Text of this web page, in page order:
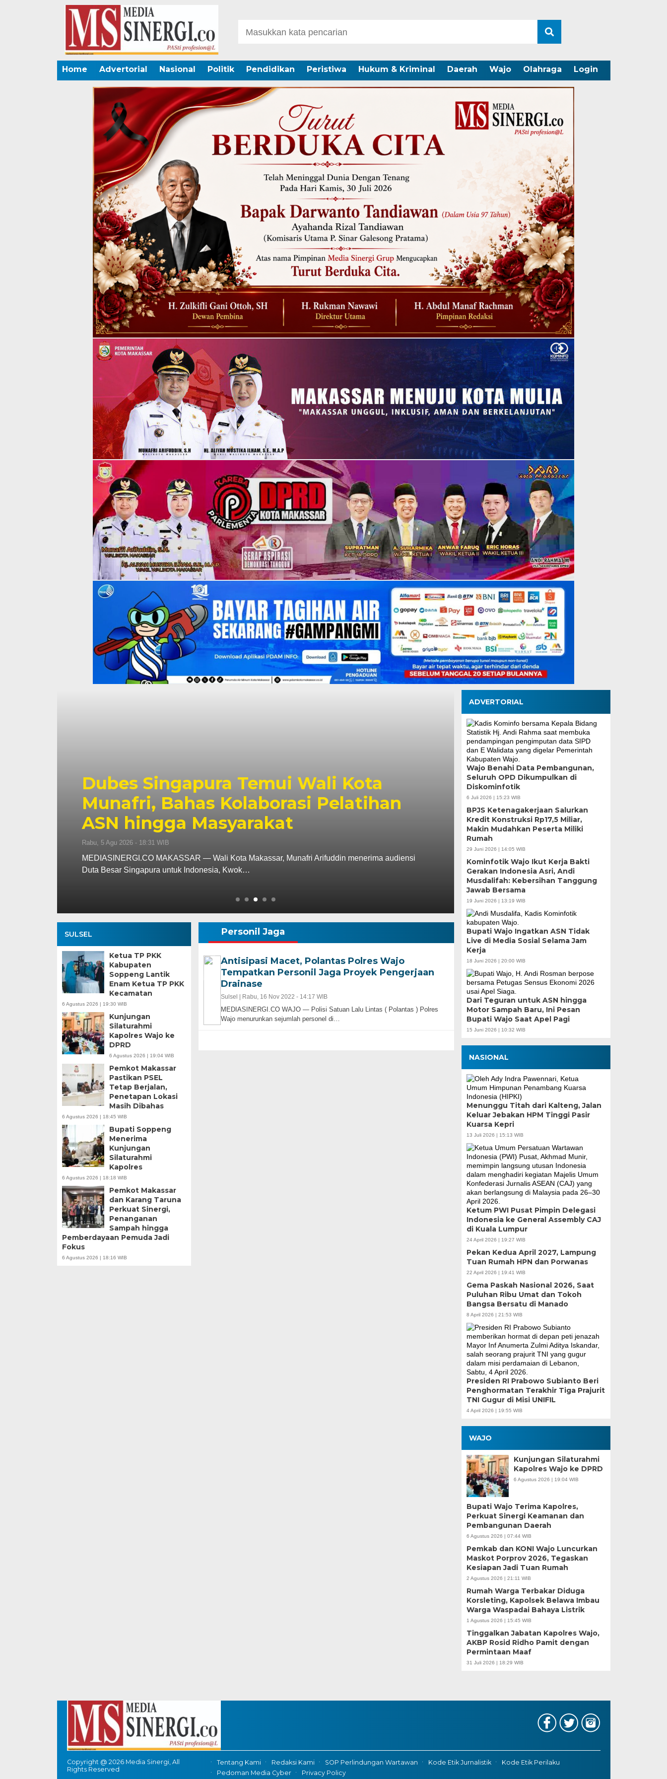
Home Advertorial Nasional Politik Pendidikan Peristiwa Hukum & Kriminal Daerah Wajo Olahraga Login
Dubes Singapura Temui Wali Kota
Munafri, Bahas Kolaborasi Pelatihan
ASN hingga Masyarakat
Rabu, 5 Agu 2026 - 18:31 WIB
MEDIASINERGI.CO MAKASSAR — Wali Kota Makassar, Munafri Arifuddin menerima audiensi
Duta Besar Singapura untuk Indonesia, Kwok…
Wali Kota Munafri
Pangan Tinjau
Nelayan Merah
Rabu, 5 Agu 2026 - 07:32 WIB
MEDIASINERGI.CO MAKASSAR — Wali Kota
Koordinator Bidang Pangan, Zulkifli Hasan,
SULSEL
Ketua TP PKK
Kabupaten
Soppeng Lantik
Enam Ketua TP PKK
Kecamatan
6 Agustus 2026 | 19:30 WIB
Kunjungan
Silaturahmi
Kapolres Wajo ke
DPRD
6 Agustus 2026 | 19:04 WIB
Pemkot Makassar
Pastikan PSEL
Tetap Berjalan,
Penetapan Lokasi
Masih Dibahas
6 Agustus 2026 | 18:45 WIB
Bupati Soppeng
Menerima
Kunjungan
Silaturahmi
Kapolres
6 Agustus 2026 | 18:18 WIB
Pemkot Makassar
dan Karang Taruna
Perkuat Sinergi,
Penanganan
Sampah hingga
Pemberdayaan Pemuda Jadi
Fokus
6 Agustus 2026 | 18:16 WIB
Personil Jaga
Antisipasi Macet, Polantas Polres Wajo
Tempatkan Personil Jaga Proyek Pengerjaan
Drainase
Sulsel | Rabu, 16 Nov 2022 - 14:17 WIB
MEDIASINERGI.CO WAJO — Polisi Satuan Lalu Lintas ( Polantas ) Polres
Wajo menurunkan sejumlah personel di…
ADVERTORIAL
Wajo Benahi Data Pembangunan,
Seluruh OPD Dikumpulkan di
Diskominfotik
6 Juli 2026 | 15:23 WIB
BPJS Ketenagakerjaan Salurkan
Kredit Konstruksi Rp17,5 Miliar,
Makin Mudahkan Peserta Miliki
Rumah
29 Juni 2026 | 14:05 WIB
Kominfotik Wajo Ikut Kerja Bakti
Gerakan Indonesia Asri, Andi
Musdalifah: Kebersihan Tanggung
Jawab Bersama
19 Juni 2026 | 13:19 WIB
Bupati Wajo Ingatkan ASN Tidak
Live di Media Sosial Selama Jam
Kerja
18 Juni 2026 | 20:00 WIB
Dari Teguran untuk ASN hingga
Motor Sampah Baru, Ini Pesan
Bupati Wajo Saat Apel Pagi
15 Juni 2026 | 10:32 WIB
NASIONAL
Menunggu Titah dari Kalteng, Jalan
Keluar Jebakan HPM Tinggi Pasir
Kuarsa Kepri
13 Juli 2026 | 15:13 WIB
Ketum PWI Pusat Pimpin Delegasi
Indonesia ke General Assembly CAJ
di Kuala Lumpur
24 April 2026 | 19:27 WIB
Pekan Kedua April 2027, Lampung
Tuan Rumah HPN dan Porwanas
22 April 2026 | 19:41 WIB
Gema Paskah Nasional 2026, Saat
Puluhan Ribu Umat dan Tokoh
Bangsa Bersatu di Manado
8 April 2026 | 21:53 WIB
Presiden RI Prabowo Subianto Beri
Penghormatan Terakhir Tiga Prajurit
TNI Gugur di Misi UNIFIL
4 April 2026 | 19:55 WIB
WAJO
Kunjungan Silaturahmi
Kapolres Wajo ke DPRD
6 Agustus 2026 | 19:04 WIB
Bupati Wajo Terima Kapolres,
Perkuat Sinergi Keamanan dan
Pembangunan Daerah
6 Agustus 2026 | 07:44 WIB
Pemkab dan KONI Wajo Luncurkan
Maskot Porprov 2026, Tegaskan
Kesiapan Jadi Tuan Rumah
2 Agustus 2026 | 21:11 WIB
Rumah Warga Terbakar Diduga
Korsleting, Kapolsek Belawa Imbau
Warga Waspadai Bahaya Listrik
1 Agustus 2026 | 15:45 WIB
Tinggalkan Jabatan Kapolres Wajo,
AKBP Rosid Ridho Pamit dengan
Permintaan Maaf
31 Juli 2026 | 18:29 WIB
Copyright @ 2026 Media Sinergi, All
Rights Reserved
Tentang Kami Redaksi Kami SOP Perlindungan Wartawan Kode Etik Jurnalistik
Kode Etik Perilaku
Pedoman Media Cyber
Privacy Policy